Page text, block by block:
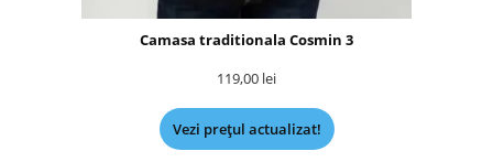
Camasa traditionala Cosmin 3
119,00 lei
Vezi prețul actualizat!